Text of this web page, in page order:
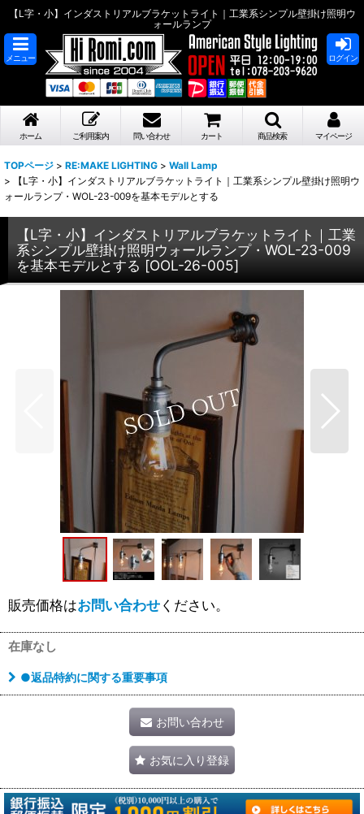
【L字・小】インダストリアルブラケットライト｜工業系シンプル壁掛け照明ウ
ォールランプ
メニュー ログイン
ホーム ご利用案内 問い合わせ カート 商品検索 マイページ
TOPページ > RE:MAKE LIGHTING > Wall Lamp
>
【L字・小】インダストリアルブラケットライト｜工業系シンプル壁掛け照明ウ
ォールランプ・WOL-23-009を基本モデルとする
【L字・小】インダストリアルブラケットライト｜工業
系シンプル壁掛け照明ウォールランプ・WOL-23-009
を基本モデルとする [OOL-26-005]
販売価格はお問い合わせください。
在庫なし
●返品特約に関する重要事項
お問い合わせ
お気に入り登録